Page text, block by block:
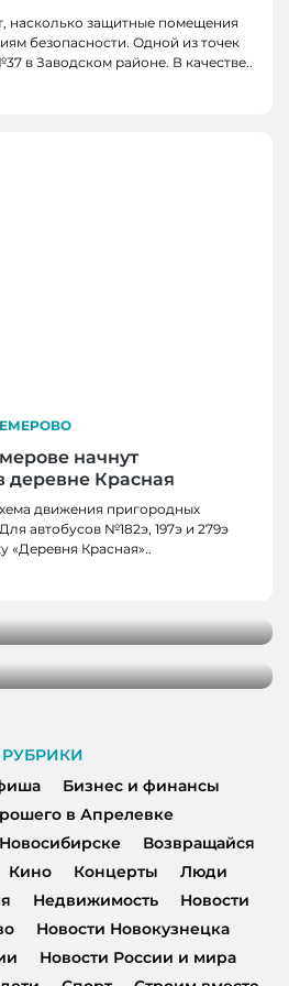
насколько защитные помещения
безопасности. Одной из точек
в Заводском районе. В качестве..
начнут
деревне Красная
движения пригородных
автобусов №182э, 197э и 279э
«Деревня Красная»..
лучших тренеров,
КЕМЕРОВО
РУБРИКИ
Бизнес и финансы
в Апрелевке
Возвращайся
Кино Концерты
Люди
Недвижимость
Новости
Новости Новокузнецка
Новости России и мира